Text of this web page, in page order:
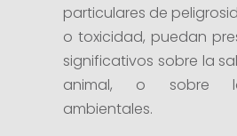
particulares de
o toxicidad, puedan
significativos sobre la
animal, o sobre
ambientales.